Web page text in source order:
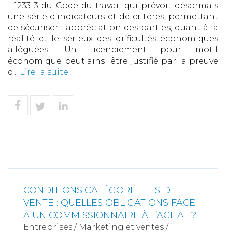
L.1233-3 du Code du travail qui prévoit désormais
une série d’indicateurs et de critères, permettant
de sécuriser l’appréciation des parties, quant à la
réalité et le sérieux des difficultés économiques
alléguées. Un licenciement pour motif
économique peut ainsi être justifié par la preuve
d... Lire la suite
CONDITIONS CATÉGORIELLES DE
VENTE : QUELLES OBLIGATIONS FACE
À UN COMMISSIONNAIRE À L’ACHAT ?
Entreprises / Marketing et ventes /